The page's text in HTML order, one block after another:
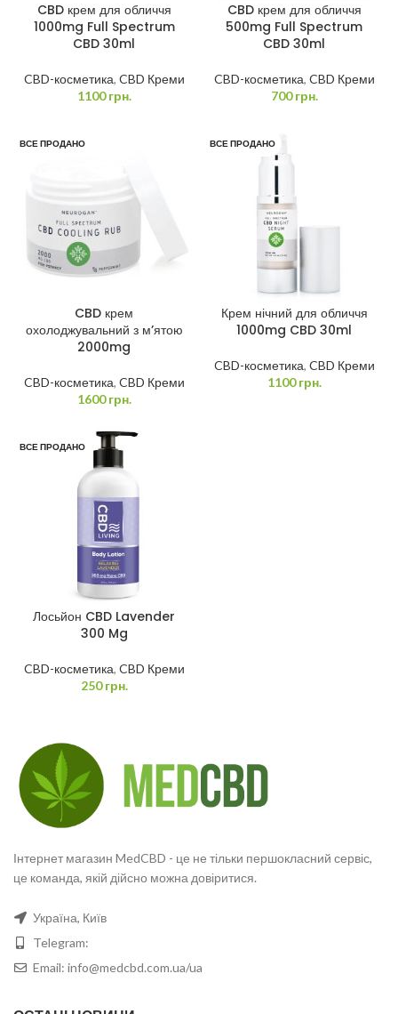
CBD крем для обличчя
1000mg Full Spectrum
CBD 30ml
CBD-косметика, CBD Креми
1100грн.
CBD крем для обличчя
500mg Full Spectrum
CBD 30ml
CBD-косметика, CBD Креми
700грн.
ВСЕ ПРОДАНО
CBD крем
охолоджувальний з м’ятою
2000mg
CBD-косметика, CBD Креми
1600грн.
ВСЕ ПРОДАНО
Крем нічний для обличчя
1000mg CBD 30ml
CBD-косметика, CBD Креми
1100грн.
ВСЕ ПРОДАНО
Лосьйон CBD Lavender
300 Mg
CBD-косметика, CBD Креми
250грн.
Інтернет магазин MedCBD - це не тільки першокласний сервіс,
це команда, якій дійсно можна довіритися.
Україна, Київ
Telegram:
Email: info@medcbd.com.ua/ua